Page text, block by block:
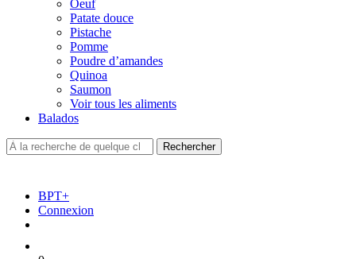
Oeuf
Patate douce
Pistache
Pomme
Poudre d’amandes
Quinoa
Saumon
Voir tous les aliments
Balados
BPT+
Connexion